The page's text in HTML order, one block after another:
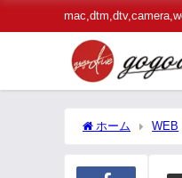
ホーム WEB